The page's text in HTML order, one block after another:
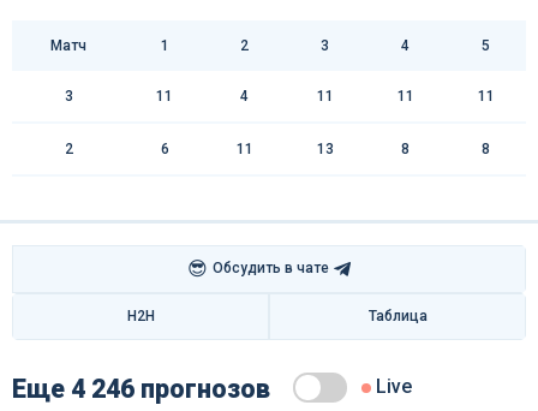
Матч 1 2 3 4 5
3 11 4 11 11 11
2 6 11 13 8 8
😎 Обсудить в чате
H2H Таблица
Еще 4 246 прогнозов Live